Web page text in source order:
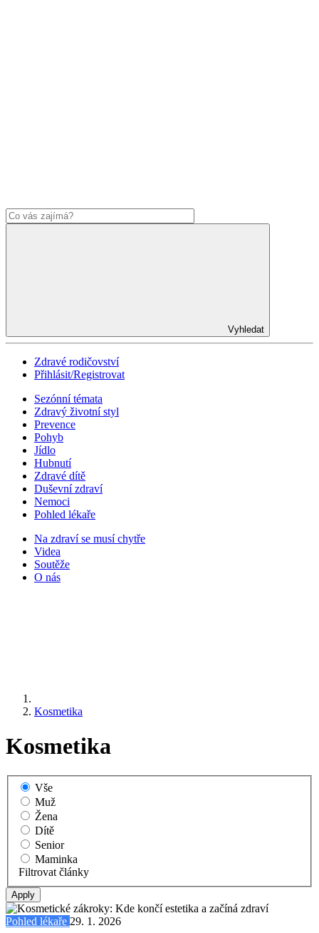
Vyhledat
Zdravé rodičovství
Přihlásit/Registrovat
Sezónní témata
Zdravý životní styl
Prevence
Pohyb
Jídlo
Hubnutí
Zdravé dítě
Duševní zdraví
Nemoci
Pohled lékaře
Na zdraví se musí chytře
Videa
Soutěže
O nás
Kosmetika
Kosmetika
Vše
Muž
Žena
Dítě
Senior
Maminka
Filtrovat články
Pohled lékaře 29. 1. 2026